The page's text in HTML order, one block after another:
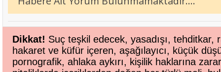
Dikkat! Suç teşkil edecek, yasadışı, tehditkar,
hakaret ve küfür içeren, aşağılayıcı, küçük
pornografik, ahlaka aykırı, kişilik haklarına